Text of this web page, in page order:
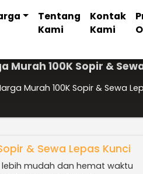
Tentang
Kami
Kontak
Kami
Murah 100K Sopir &
Murah 100K Sopir & Sewa
& Sewa Lepas Kunci
mudah dan hemat waktu